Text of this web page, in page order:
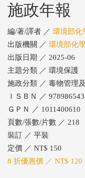
施政年報
編/著/譯者 ／ 環境部化
出版機關 ／ 環境部化
出版日期 ／ 2025-06
主題分類 ／ 環境保護
施政分類 ／ 毒物管理
ＩＳＢＮ ／
ＧＰＮ ／ 1011400610
頁數/張數/片數 ／ 218
裝訂 ／ 平裝
定價 ／ NT$ 150
8 折優惠價 ／ NT$